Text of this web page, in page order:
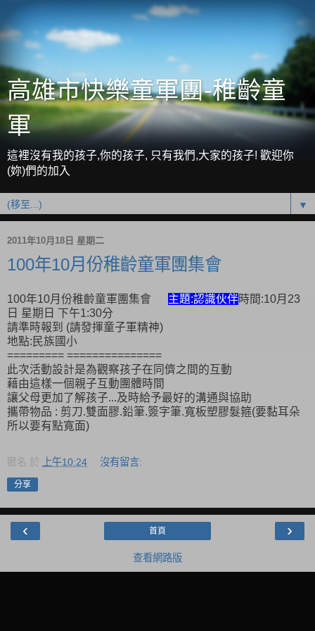
高雄市快樂童軍團-稚齡童
軍
這裡沒有我的孩子,你的孩子, 只有我們,大家的孩子! 歡迎你
(妳)們的加入
▼
2011年10月18日 星期二
100年10月份稚齡童軍團集會
100年10月份稚齡童軍團集會 主題:認識伙伴時間:10月23
日 星期日 下午1:30分
請準時報到 (請發揮童子軍精神)
地點:民族國小
========= ===============
此次活動設計是為觀察孩子在同儕之間的互動
藉由這樣一個親子互動團體時間
讓父母更加了解孩子...及時給予最好的溝通與協助
攜帶物品 : 剪刀.雙面膠.鉛筆.簽字筆.寬板塑膠髮箍(要黏耳朵
所以要有點寬面)
匿名 於 上午10:24 沒有留言:
分享
‹ ›
首頁
查看網路版